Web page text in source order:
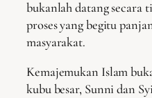
bukanlah datang secara
proses yang begitu
masyarakat.
Kemajemukan Islam
kubu besar, Sunni dan